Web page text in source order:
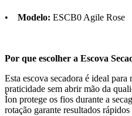
• Modelo: ESCB0 Agile Rose
Por que escolher a Escova
Esta escova secadora é ideal
praticidade sem abrir mão da
Íon protege os fios durante a
rotação garante resultados